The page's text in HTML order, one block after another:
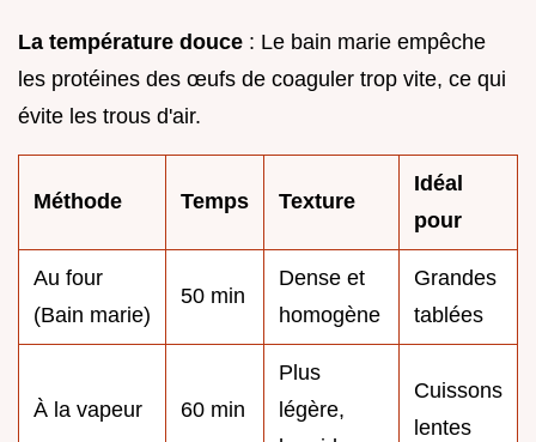
La température douce : Le bain marie empêche
les protéines des œufs de coaguler trop vite, ce qui
évite les trous d'air.
Méthode Temps Texture
Idéal
pour
Au four
(Bain marie)
50 min
Dense et
homogène
Grandes
tablées
À la vapeur 60 min
Plus
légère,
Cuissons
lentes